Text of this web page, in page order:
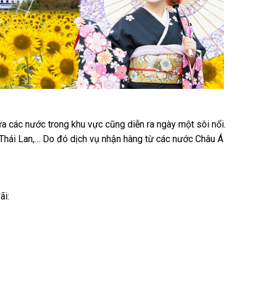
các nước trong khu vực cũng diễn ra ngày một sôi nổi.
Lan,… Do đó dịch vụ nhận hàng từ các nước Châu Á